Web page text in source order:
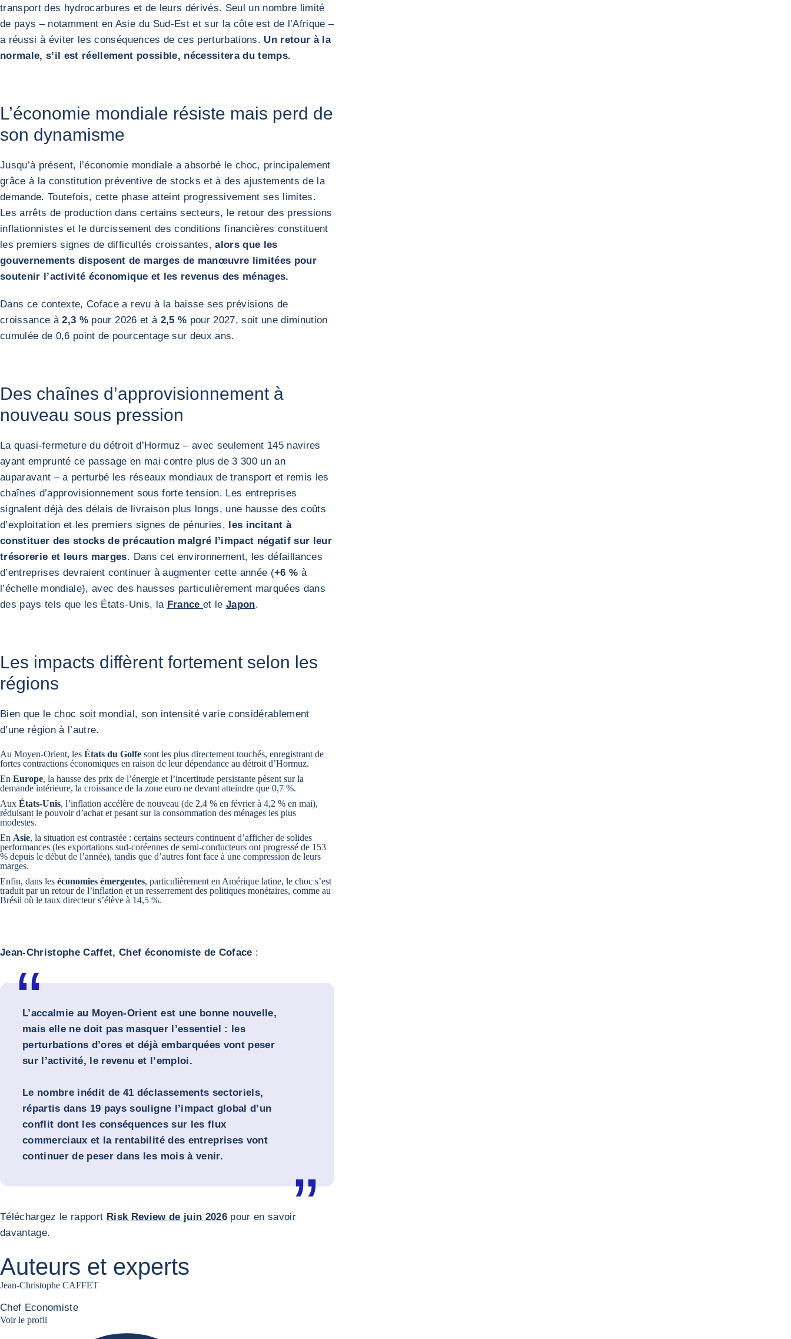
transport des hydrocarbures et de leurs dérivés. Seul un nombre limité
de pays – notamment en Asie du Sud-Est et sur la côte est de l’Afrique –
a réussi à éviter les conséquences de ces perturbations. Un retour à la
normale, s’il est réellement possible, nécessitera du temps.
L’économie mondiale résiste mais perd de
son dynamisme
Jusqu’à présent, l’économie mondiale a absorbé le choc, principalement
grâce à la constitution préventive de stocks et à des ajustements de la
demande. Toutefois, cette phase atteint progressivement ses limites.
Les arrêts de production dans certains secteurs, le retour des pressions
inflationnistes et le durcissement des conditions financières constituent
les premiers signes de difficultés croissantes,alors que les
gouvernements disposent de marges de manœuvre limitées pour
soutenir l’activité économique et les revenus des ménages.
Dans ce contexte, Coface a revu à la baisse ses prévisions de
croissance à2,3 % pour 2026 et à 2,5 % pour 2027, soit une diminution
cumulée de 0,6 point de pourcentage sur deux ans.
Des chaînes d’approvisionnement à
nouveau sous pression
La quasi-fermeture du détroit d’Hormuz – avec seulement 145 navires
ayant emprunté ce passage en mai contre plus de 3 300 un an
auparavant – a perturbé les réseaux mondiaux de transport et remis les
chaînes d’approvisionnement sous forte tension. Les entreprises
signalent déjà des délais de livraison plus longs, une hausse des coûts
d’exploitation et les premiers signes de pénuries, les incitant à
constituer des stocks de précaution malgré l’impact négatif sur leur
trésorerie et leurs marges. Dans cet environnement, les défaillances
d’entreprises devraient continuer à augmenter cette année (+6 % à
l’échelle mondiale), avec des hausses particulièrement marquées dans
des pays tels que les États-Unis, la France et leJapon.
Les impacts diffèrent fortement selon les
régions
Bien que le choc soit mondial, son intensité varie considérablement
d’une région à l’autre.
Au Moyen-Orient, les États du Golfe sont les plus directement touchés, enregistrant de
fortes contractions économiques en raison de leur dépendance au détroit d’Hormuz.
En Europe, la hausse des prix de l’énergie et l’incertitude persistante pèsent sur la
demande intérieure, la croissance de la zone euro ne devant atteindre que 0,7 %.
Aux États-Unis, l’inflation accélère de nouveau (de 2,4 % en février à 4,2 % en mai),
réduisant le pouvoir d’achat et pesant sur la consommation des ménages les plus
modestes.
En Asie, la situation est contrastée : certains secteurs continuent d’afficher de solides
performances (les exportations sud-coréennes de semi-conducteurs ont progressé de 153
% depuis le début de l’année), tandis que d’autres font face à une compression de leurs
marges.
Enfin, dans les économies émergentes, particulièrement en Amérique latine, le choc s’est
traduit par un retour de l’inflation et un resserrement des politiques monétaires, comme au
Brésil où le taux directeur s’élève à 14,5 %.
Jean-Christophe Caffet, Chef économiste de Coface :
L’accalmie au Moyen-Orient est une bonne nouvelle,
mais elle ne doit pas masquer l’essentiel : les
perturbations d’ores et déjà embarquées vont peser
sur l’activité, le revenu et l’emploi.
Le nombre inédit de 41 déclassements sectoriels,
répartis dans 19 pays souligne l’impact global d’un
conflit dont les conséquences sur les flux
commerciaux et la rentabilité des entreprises vont
continuer de peser dans les mois à venir.
Téléchargez le rapport Risk Review de juin 2026 pour en savoir
davantage.
Auteurs et experts
Jean-Christophe CAFFET
Chef Economiste
Voir le profil